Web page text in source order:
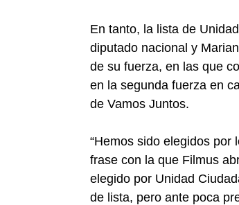
En tanto, la lista de
diputado nacional y
de su fuerza, en las que
en la segunda fuerza en
de Vamos Juntos.
“Hemos sido elegidos por
frase con la que Filmus
elegido por Unidad
de lista, pero ante poca